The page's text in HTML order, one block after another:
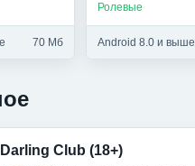
70 Мб
Ролевые
Android 8.0 и выше
Club (18+)